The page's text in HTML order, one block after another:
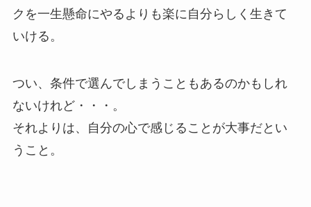
クを一生懸命にやるよりも楽に自分らしく生きて
いける。
つい、条件で選んでしまうこともあるのかもしれ
ないけれど・・・。
それよりは、自分の心で感じることが大事だとい
うこと。